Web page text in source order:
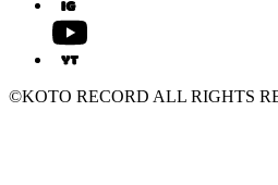
©KOTO RECORD ALL RIGHTS